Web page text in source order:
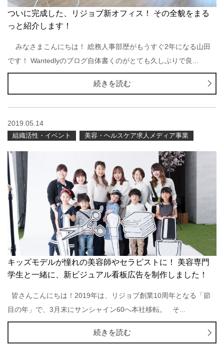
ついに完成した、リジョブ新オフィス！ その全貌をまる
っと紹介します！
みなさまこんにちは！ 総務人事部歴がもうすぐ2年になる山田
です！ Wantedlyのブログ自体書くのがとても久しぶりで良...
続きを読む
2019.05.14
組織活性・イベント 美容・ヘルスケア求人メディア事業
キッズモデルが憧れの美容師やセラピストに！ 美容専門
学生と一緒に、新ビジュアル看板広告を制作しました！
皆さんこんにちは！2019年は、リジョブ創業10周年となる「節
目の年」で、3月末にサンシャイン60へ本社移転。 そ...
続きを読む